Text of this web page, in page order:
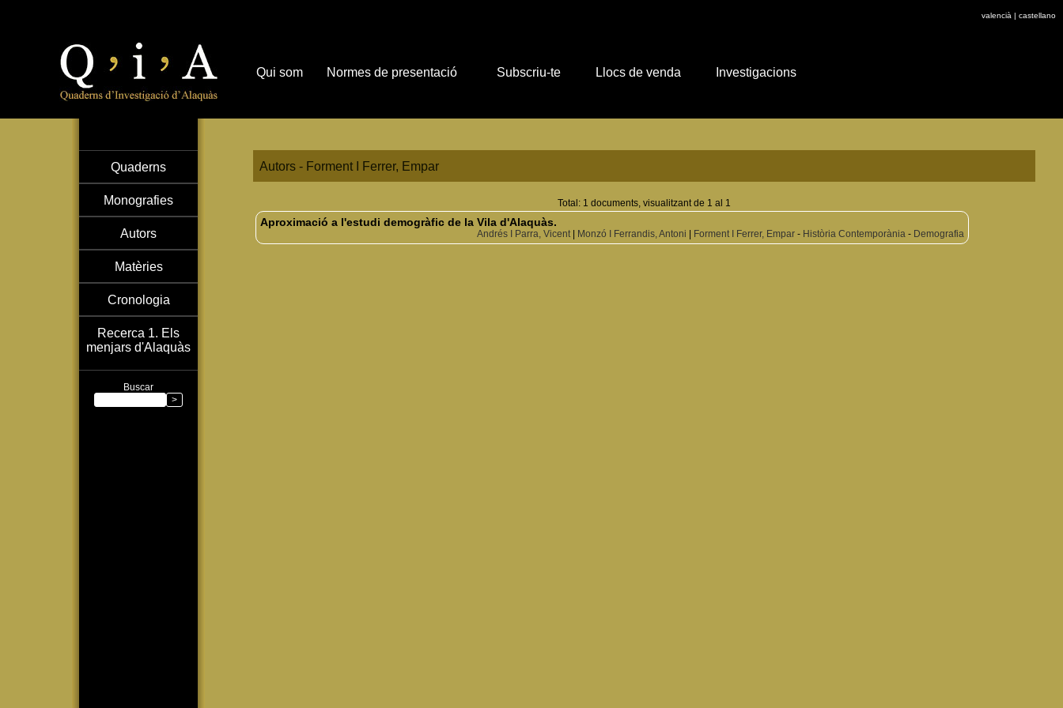
valencià | castellano
Quaderns
Monografies
Autors
Matèries
Cronologia
Recerca 1. Els
menjars d'Alaquàs
Buscar
Autors - Forment I Ferrer, Empar
Total: 1 documents, visualitzant de 1 al 1
Aproximació a l'estudi demogràfic de la Vila d'Alaquàs.
Andrés I Parra, Vicent| Monzó I Ferrandis, Antoni Forment I Ferrer, Empar - Història Contemporània - Demografia
Qui som Normes de presentació Subscriu-te Llocs de venda Investigacions